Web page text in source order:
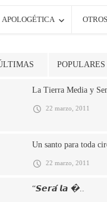
APOLOGÉTICA OTROS
POPULARES
La Tierra Media y
22 marzo, 2011
Un santo para toda
22 marzo, 2011
“𝙎𝙚𝙧𝙖́ 𝙡𝙖 �..